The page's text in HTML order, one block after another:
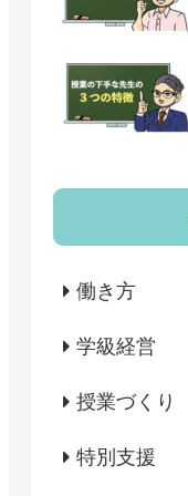
働き方
学級経営
授業づくり
特別支援